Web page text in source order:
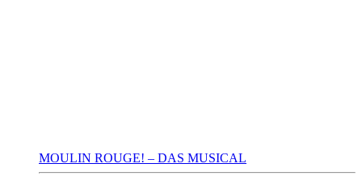
MOULIN ROUGE! – DAS MUSICAL